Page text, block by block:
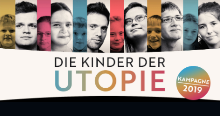
Die
Kinder
der